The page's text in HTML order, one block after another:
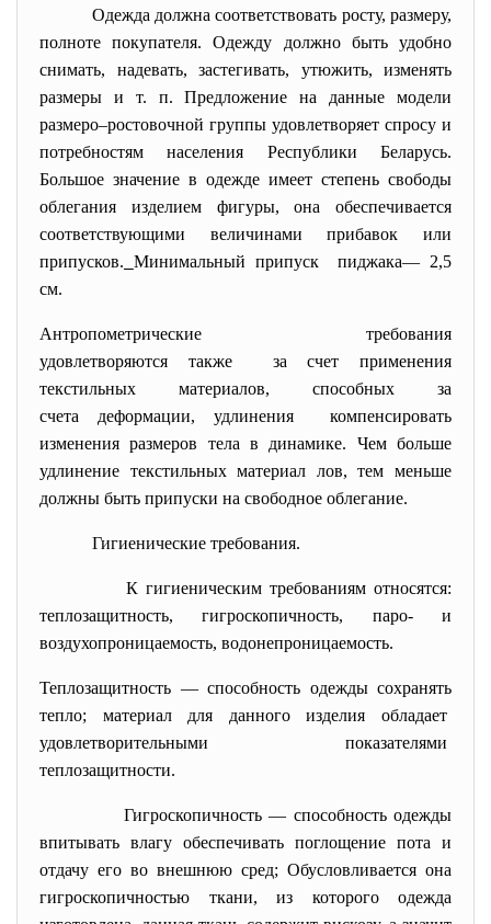
Одежда должна соответствовать росту, размеру,
полноте покупателя. Одежду должно быть удобно
снимать, надевать, застегивать, утюжить, изменять
размеры и т. п. Предложение на данные модели
размеро–ростовочной группы удовлетворяет спросу и
потребностям населения Республики Беларусь.
Большое значение в одежде имеет степень свободы
облегания изделием фигуры, она обеспечивается
соответствующими величинами прибавок или
припусков. Минимальный припуск пиджака— 2,5
см.
Антропометрические требования
удовлетворяются также за счет применения
текстильных материалов, способных за
счета деформации, удлинения компенсировать
изменения размеров тела в динамике. Чем больше
удлинение текстильных материал лов, тем меньше
должны быть припуски на свободное облегание.
Гигиенические требования.
К гигиеническим требованиям относятся:
теплозащитность, гигроскопичность, паро- и
воздухопроницаемость, водонепроницаемость.
Теплозащитность — способность одежды сохранять
тепло; материал для данного изделия обладает
удовлетворительными показателями
теплозащитности.
Гигроскопичность — способность одежды
впитывать влагу обеспечивать поглощение пота и
отдачу его во внешнюю сред; Обусловливается она
гигроскопичностью ткани, из которого одежда